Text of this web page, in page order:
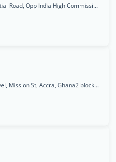
188A,Roman Ridge Residential Road, Opp India High Commission, Near Jack n Jill School, Accra, Ghana
20 Osu Forico Mall, First Level, Mission St, Accra, Ghana2 blocks away from Papaye Down